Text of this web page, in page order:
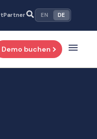
Partner EN DE
Demo buchen